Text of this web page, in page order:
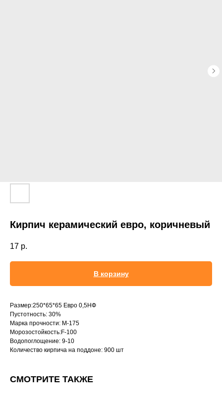
Кирпич керамический евро, коричневый
17 р.
В корзину
Размер:250*65*65 Евро 0,5НФ
Пустотность: 30%
Марка прочности: М-175
Морозостойкость:F-100
Водопоглощение: 9-10
Количество кирпича на поддоне: 900 шт
СМОТРИТЕ ТАКЖЕ